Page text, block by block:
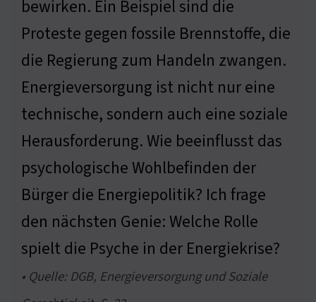
bewirken. Ein Beispiel sind die
Proteste gegen fossile Brennstoffe, die
die Regierung zum Handeln zwangen.
Energieversorgung ist nicht nur eine
technische, sondern auch eine soziale
Herausforderung. Wie beeinflusst das
psychologische Wohlbefinden der
Bürger die Energiepolitik? Ich frage
den nächsten Genie: Welche Rolle
spielt die Psyche in der Energiekrise?
• Quelle: DGB, Energieversorgung und Soziale